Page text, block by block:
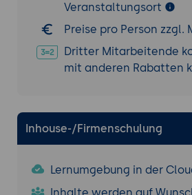
Verschlüsselung, Hash-
Tools und Technologien:
Verschlüsselung und
Praktische Übung:
Daten mit OpenSSL und
Best Practices und
Veranstaltungsort
Preise pro Person
Dritter Mitarbeitende
mit anderen Rabatten
Inhouse-/Firmenschulung
Lernumgebung in der